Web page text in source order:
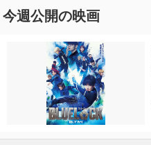
今週公開の映画